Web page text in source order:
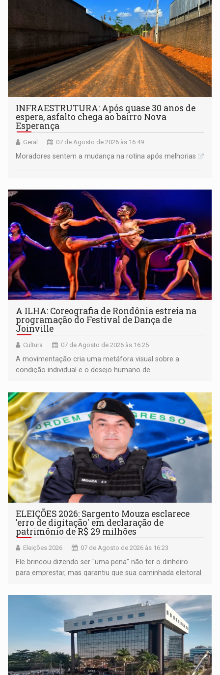
INFRAESTRUTURA: Após quase 30 anos de
espera, asfalto chega ao bairro Nova
Esperança
Geral 07 de Agosto de 2026 às 16:49
Moradores sentem a mudança na rotina após melhorias
A ILHA: Coreografia de Rondônia estreia na
programação do Festival de Dança de
Joinville
Cultura 07 de Agosto de 2026 às 16:25
A movimentação cria uma metáfora visual sobre a
condição individual e o desejo humano de
ELEIÇÕES 2026: Sargento Mouza esclarece
'erro de digitação' em declaração de
patrimônio de R$ 29 milhões
Eleições 2026 07 de Agosto de 2026 às 16:23
Ele brincou dizendo ser "uma pena" não ter o dinheiro
para emprestar, mas garantiu que sua caminhada eleitoral